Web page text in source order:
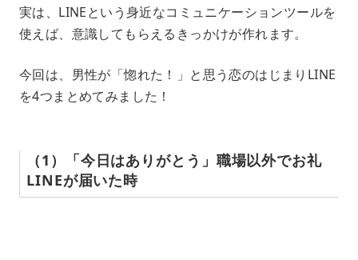
実は、LINEという身近なコミュニケーションツールを
使えば、意識してもらえるきっかけが作れます。
今回は、男性が「惚れた！」と思う恋のはじまりLINE
を4つまとめてみました！
‌（‌1‌）‌「今日はありがとう」職場以外でお礼
LINEが届いた時